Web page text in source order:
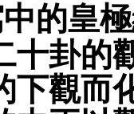
的皇
十卦的
下觀而